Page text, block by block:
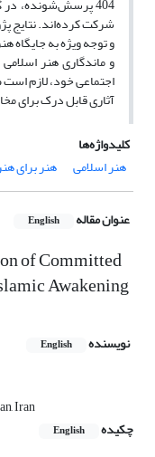
شرکت کرده‌اند. نتایج
و توجه ویژه به جایگاه
و ماندگاری هنر
اجتماعی خود، لازم
آثاری قابل درک برای
کلیدواژه‌ها
هنر اسلامی
هنر برای
عنوان مقاله English
of Committed
Awakening
نویسنده English
Iran
چکیده
English